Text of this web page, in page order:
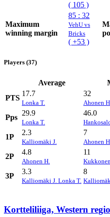
( 105 )
Maximum
winning margin
85 : 32
VehU vs
Bricks
( +53 )
Players (37)
Average
PTS
17.7
Lonka T.
32
Ahonen
Pps
29.9
Lonka T.
46.0
1P
2.3
Kalliomäki J.
7
Ahonen
2P
4.8
Ahonen H.
11
3P
3.3
Kalliomäki J. Lonka T.
8
Kortteliliiga, Western